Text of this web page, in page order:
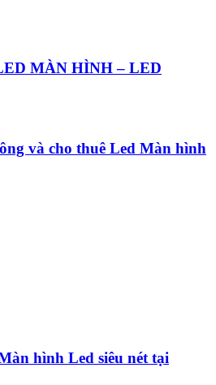
MÀN HÌNH – LED
và cho thuê Led Màn hình
hình Led siêu nét tại